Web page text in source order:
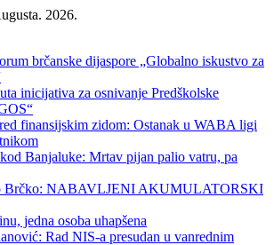
2026.
brčanske dijaspore „Globalno iskustvo za
inicijativa za osnivanje Predškolske
finansijskim zidom: Ostanak u WABA ligi
Banjaluke: Mrtav pijan palio vatru, pa
Brčko: NABAVLJENI AKUMULATORSKI
jedna osoba uhapšena
Rad NIS-a presudan u vanrednim